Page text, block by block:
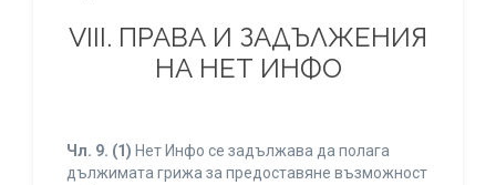
VIII. ПРАВА И ЗАДЪЛЖЕНИЯ
НА НЕТ ИНФО
Чл. 9. (1) Нет Инфо се задължава да полага
дължимата грижа за предоставяне възможност